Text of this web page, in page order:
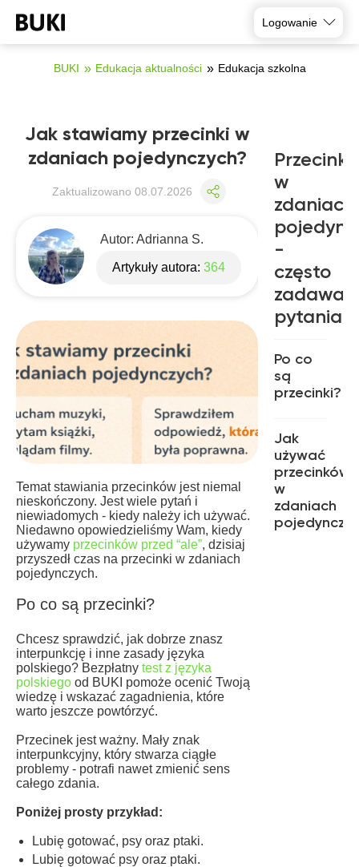
Logowanie
BUKI Edukacja aktualności Edukacja szkolna
Jak stawiamy przecinki w
zdaniach pojedynczych?
Zaktualizowano 08.07.2026
Autor: Adrianna S.
Artykuły autora: 364
Temat stawiania przecinków jest niemal
nieskończony. Jest wiele pytań i
niewiadomych - kiedy należy ich używać.
Niedawno opowiedzieliśmy Wam, kiedy
używamy przecinków przed “ale”, dzisiaj
przyszedł czas na przecinki w zdaniach
pojedynczych.
Po co są przecinki?
Chcesz sprawdzić, jak dobrze znasz
interpunkcję i inne zasady języka
polskiego? Bezpłatny test z języka
polskiego od BUKI pomoże ocenić Twoją
wiedzę i wskazać zagadnienia, które
warto jeszcze powtórzyć.
Przecinek jest ważny. Mały znak
interpunkcyjny, który stwarza ciągłe
problemy - potrafi nawet zmienić sens
całego zdania.
Poniżej prosty przykład:
Lubię gotować, psy oraz ptaki.
Lubię gotować psy oraz ptaki.
Przecinki
w
zdaniach
-
często
pytania
Po co
są
przecinki?
jest
ważny.
Mały
znak
który
Jak
używać
przecinków
w
zdaniach